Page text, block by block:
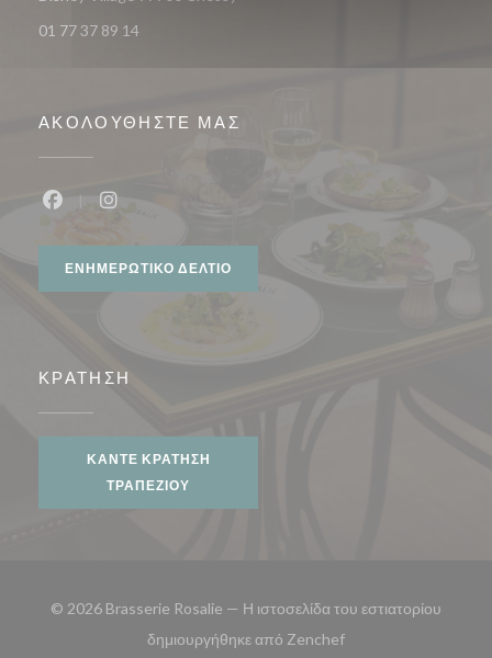
01 77 37 89 14
ΑΚΟΛΟΥΘΉΣΤΕ ΜΑΣ
ΕΝΗΜΕΡΩΤΙΚΌ ΔΕΛΤΊΟ
ΚΡΆΤΗΣΗ
ΚΆΝΤΕ ΚΡΆΤΗΣΗ
ΤΡΑΠΕΖΙΟΎ
© 2026 Brasserie Rosalie — Η ιστοσελίδα του εστιατορίου
δημιουργήθηκε από Zenchef((ανοίγει σε νέο